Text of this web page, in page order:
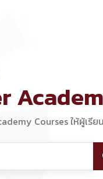
Courses ให้ผู้เรี